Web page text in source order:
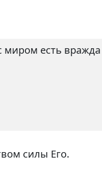
есть вражда
силы Его.